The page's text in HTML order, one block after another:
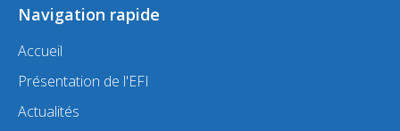
Navigation rapide
Accueil
Présentation de l'EFI
Actualités